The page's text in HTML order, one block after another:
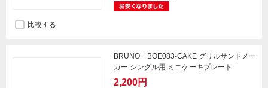
比較する
BRUNO BOE083-CAKE グリルサンドメー
カー シングル用 ミニケーキプレート
2,200円